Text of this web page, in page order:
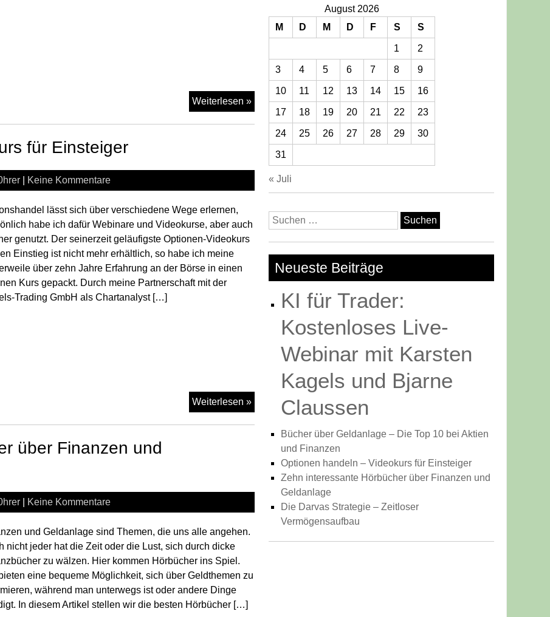
Weiterlesen »Bücher
über
Geldanlage
Top
Aktien
für Einsteiger
Keine Kommentare
lässt sich über verschiedene Wege erlernen,
habe ich dafür Webinare und Videokurse, aber auch
genutzt. Der seinerzeit geläufigste Optionen-Videokurs
Einstieg ist nicht mehr erhältlich, so habe ich meine
über zehn Jahre Erfahrung an der Börse in einen
Kurs gepackt. Durch meine Partnerschaft mit der
Trading GmbH als Chartanalyst […]
Weiterlesen »Optionen
handeln
Videokurs
Einsteiger
über Finanzen und
Keine Kommentare
und Geldanlage sind Themen, die uns alle angehen.
nicht jeder hat die Zeit oder die Lust, sich durch dicke
zu wälzen. Hier kommen Hörbücher ins Spiel.
eine bequeme Möglichkeit, sich über Geldthemen zu
während man unterwegs ist oder andere Dinge
In diesem Artikel stellen wir die besten Hörbücher […]
August 2026
M
D M D F S S
1 2
3 4 5 6 7 8 9
10 11 12 13 14 15 16
17 18 19 20 21 22 23
24 25 26 27 28 29 30
31
« Juli
Suchen
nach:
Neueste Beiträge
KI für Trader:
Kostenloses Live-
Webinar mit Karsten
Kagels und Bjarne
Claussen
Bücher über Geldanlage – Die Top 10 bei Aktien
und Finanzen
Optionen handeln – Videokurs für Einsteiger
Zehn interessante Hörbücher über Finanzen und
Geldanlage
Die Darvas Strategie – Zeitloser
Vermögensaufbau